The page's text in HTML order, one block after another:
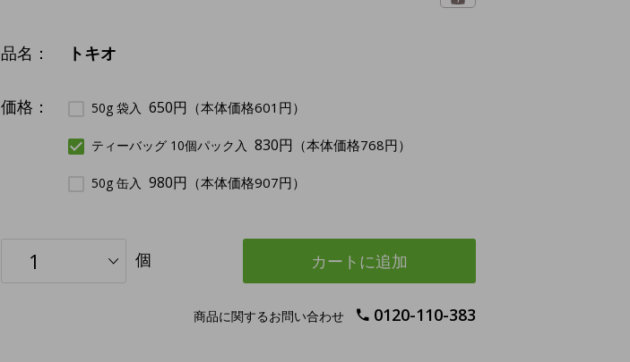
品名： トキオ
価格： 50g 袋入 650円 （本体価格601円）
ティーバッグ 10個パック入 830円 （本体価格768円）
50g 缶入 980円 （本体価格907円）
個 カートに追加
商品に関するお問い合わせ 0120-110-383